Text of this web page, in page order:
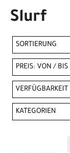
Slurf
SORTIERUNG
PREIS: VON / BIS
VERFÜGBARKEIT
KATEGORIEN